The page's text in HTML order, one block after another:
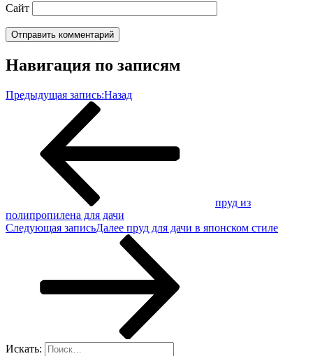
Сайт
Навигация по записям
Предыдущая запись:Назад
пруд из
полипропилена для дачи
Следующая записьДалее пруд для дачи в японском стиле
Искать: